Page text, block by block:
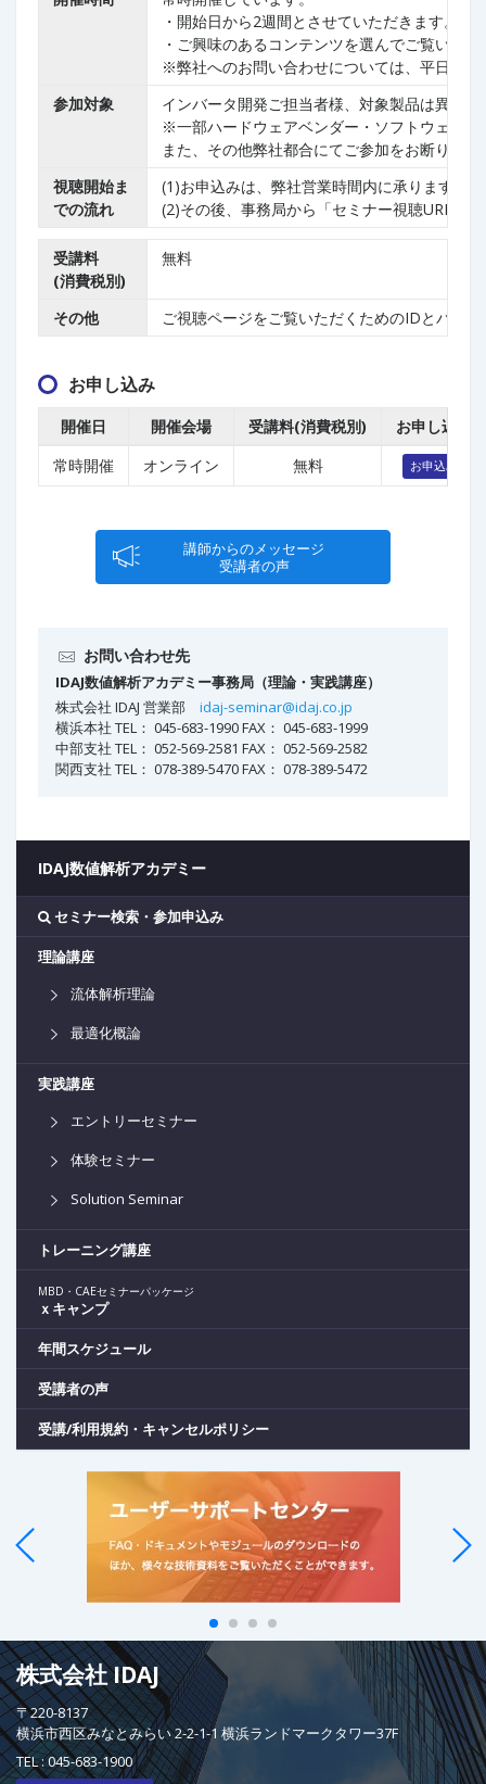
・開始日から2週間とさせていただきます。お
・ご興味のあるコンテンツを選んでご覧いた
※弊社へのお問い合わせについては、平日
参加対象
インバータ開発ご担当者様、対象製品は異な
※一部ハードウェアベンダー・ソフトウェア
また、その他弊社都合にてご参加をお断りす
視聴開始ま
での流れ
(1)お申込みは、弊社営業時間内に承ります。
(2)その後、事務局から「セミナー視聴URL、
受講料
(消費税別)
無料
その他 ご視聴ページをご覧いただくためのIDとパス
お申し込み
開催日 開催会場 受講料(消費税別)
お申し込み
常時開催
オンライン 無料 お申込み
講師からのメッセージ
受講者の声
お問い合わせ先
IDAJ数値解析アカデミー事務局（理論・実践講座）
株式会社 IDAJ 営業部idaj-seminar@idaj.co.jp
横浜本社 TEL： 045-683-1990 FAX： 045-683-1999
中部支社 TEL： 052-569-2581 FAX： 052-569-2582
関西支社 TEL： 078-389-5470 FAX： 078-389-5472
IDAJ数値解析アカデミー
セミナー検索・参加申込み
理論講座
流体解析理論
最適化概論
実践講座
エントリーセミナー
体験セミナー
Solution Seminar
トレーニング講座
MBD・CAEセミナーパッケージ
ｘキャンプ
年間スケジュール
受講者の声
受講/利用規約・キャンセルポリシー
株式会社 IDAJ
〒220-8137
横浜市西区みなとみらい 2-2-1-1 横浜ランドマークタワー37F
TEL :045-683-1900